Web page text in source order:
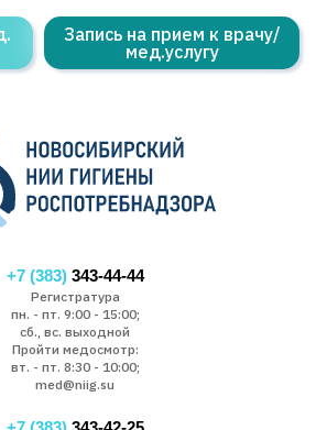
Запись на прием к врачу/
мед.услугу
+7 (383)343-44-44
Регистратура
пн. - пт. 9:00 - 15:00;
сб., вс. выходной
Пройти медосмотр:
вт. - пт. 8:30 - 10:00;
med@niig.su